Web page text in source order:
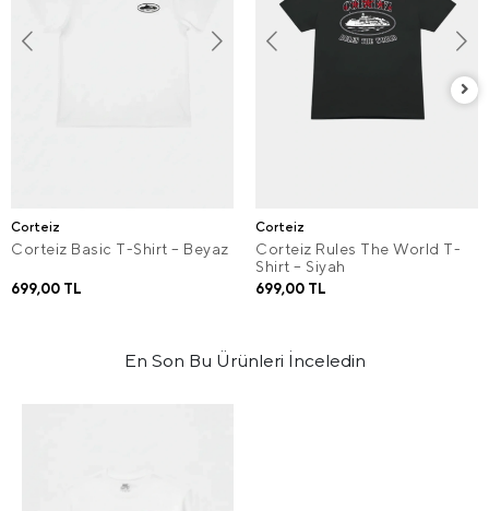
Corteiz
Corteiz Basic T-Shirt – Beyaz
699,00 TL
Corteiz
Corteiz Rules The World T-
Shirt – Siyah
699,00 TL
En Son Bu Ürünleri İnceledin